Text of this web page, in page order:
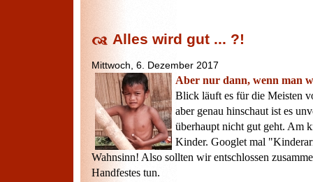
Alles wird gut ... ?!
Mittwoch, 6. Dezember 2017
Aber nur dann, wenn man
Blick läuft es für die Meisten
aber genau hinschaut ist es
überhaupt nicht gut geht. Am
Kinder. Googlet mal
Wahnsinn! Also sollten wir entschlossen
Handfestes tun.